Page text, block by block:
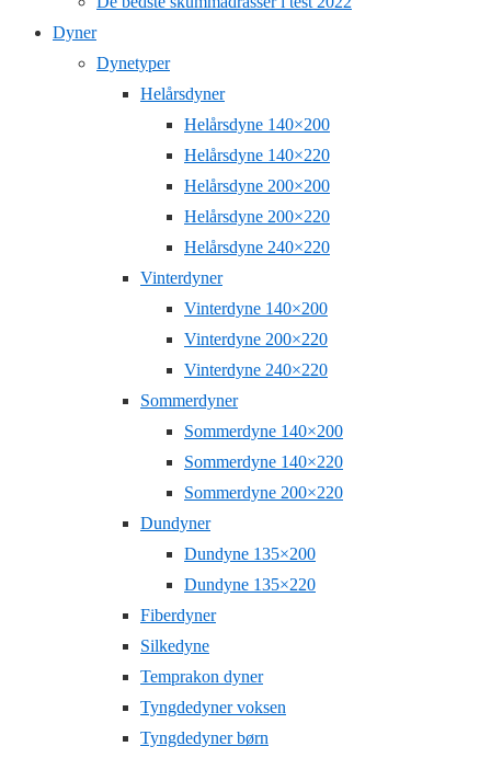
Dyner
Dynetyper
Helårsdyner
Helårsdyne 140×200
Helårsdyne 140×220
Helårsdyne 200×200
Helårsdyne 200×220
Helårsdyne 240×220
Vinterdyner
Vinterdyne 140×200
Vinterdyne 200×220
Vinterdyne 240×220
Sommerdyner
Sommerdyne 140×200
Sommerdyne 140×220
Sommerdyne 200×220
Dundyner
Dundyne 135×200
Dundyne 135×220
Fiberdyner
Silkedyne
Temprakon dyner
Tyngdedyner voksen
Tyngdedyner børn